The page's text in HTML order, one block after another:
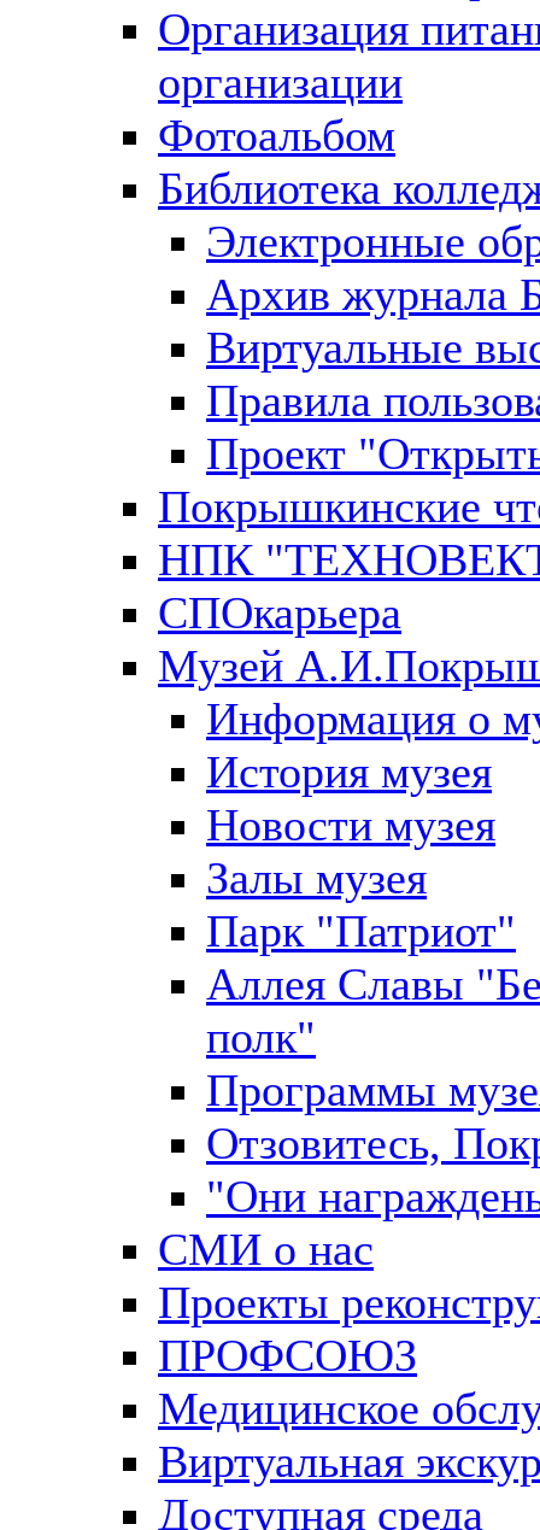
Организация
организации
Фотоальбом
Библиотека
Электронные
Архив
Виртуальные
Правила
Проект
Покрышкинские
НПК
СПОкарьера
Музей
Информация о
История музея
Новости музея
Залы музея
Парк "Патриот"
Аллея Славы
полк"
Программы
Отзовитесь,
"Они
СМИ о нас
Проекты
ПРОФСОЮЗ
Медицинское
Виртуальная
Доступная среда